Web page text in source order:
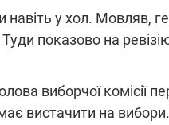
навіть у хол. Мовляв,
показово на
виборчої комісії
вистачити на